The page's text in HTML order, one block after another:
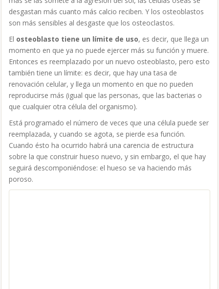
desgastan más cuanto más calcio reciben. Y los osteoblastos
son más sensibles al desgaste que los osteoclastos.
El osteoblasto tiene un límite de uso, es decir, que llega un
momento en que ya no puede ejercer más su función y muere.
Entonces es reemplazado por un nuevo osteoblasto, pero esto
también tiene un límite: es decir, que hay una tasa de
renovación celular, y llega un momento en que no pueden
reproducirse más (igual que las personas, que las bacterias o
que cualquier otra célula del organismo).
Está programado el número de veces que una célula puede ser
reemplazada, y cuando se agota, se pierde esa función.
Cuando ésto ha ocurrido habrá una carencia de estructura
sobre la que construir hueso nuevo, y sin embargo, el que hay
seguirá descomponiéndose: el hueso se va haciendo más
poroso.